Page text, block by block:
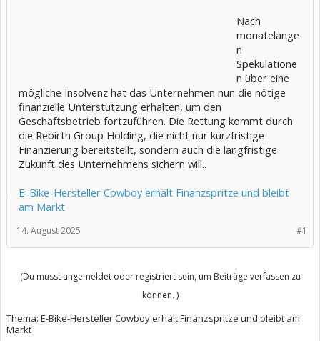
Nach
monatelange
n
Spekulatione
n über eine
mögliche Insolvenz hat das Unternehmen nun die nötige
finanzielle Unterstützung erhalten, um den
Geschäftsbetrieb fortzuführen. Die Rettung kommt durch
die Rebirth Group Holding, die nicht nur kurzfristige
Finanzierung bereitstellt, sondern auch die langfristige
Zukunft des Unternehmens sichern will..
E-Bike-Hersteller Cowboy erhält Finanzspritze und bleibt
am Markt
#1
14. August 2025
(Du musst angemeldet oder registriert sein, um Beiträge verfassen zu
können. )
Thema: E-Bike-Hersteller Cowboy erhält Finanzspritze und bleibt am
Markt